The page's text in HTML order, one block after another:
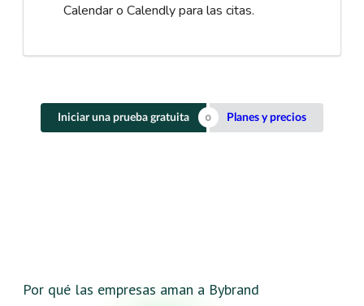
Calendar o Calendly para las citas.
Iniciar una prueba gratuita Planes y precios
Por qué las empresas aman a Bybrand